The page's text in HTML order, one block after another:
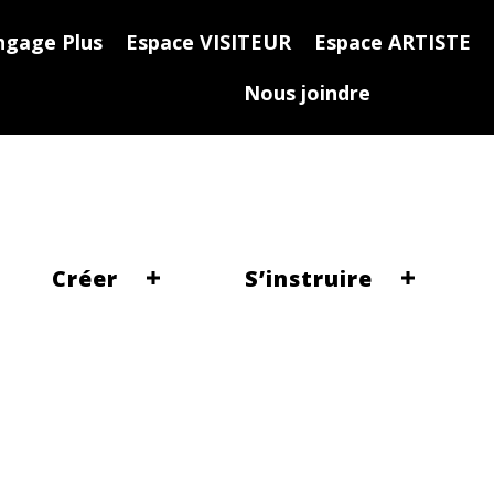
Plus Espace VISITEUR Espace ARTISTE
Nous joindre
Créer S’instruire